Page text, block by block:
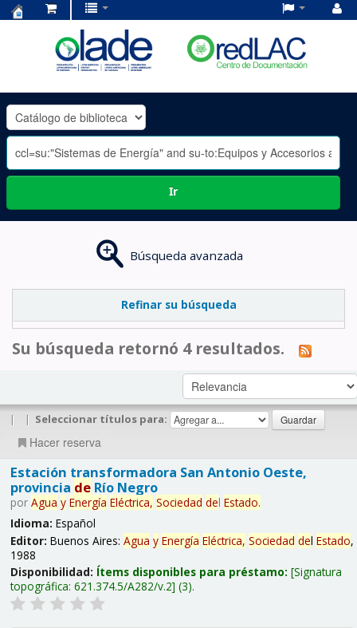
OLADE
-
Ir
Búsqueda avanzada
Refinar su búsqueda
Su búsqueda retornó 4 resultados.
| | Seleccionar títulos para:
Hacer reserva
Estación transformadora San Antonio Oeste,
provincia deRío Negro
por Agua y Energía Eléctrica, Sociedad del Estado.
Idioma: Español
Editor: Buenos Aires: Agua y Energía Eléctrica, Sociedad del Estado,
1988
Disponibilidad: Ítems disponibles para préstamo: Signatura
topográfica: 621.374.5/A282/v.2 (3).